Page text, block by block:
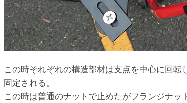
この時それぞれの構造部材は支点を中心に回
固定される。
この時は普通のナットで止めたがフランジナ